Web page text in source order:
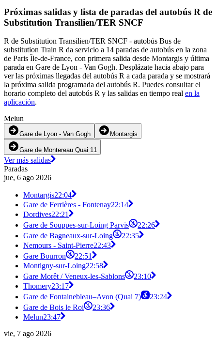
Próximas salidas y lista de paradas del autobús R de
Substitution Transilien/TER SNCF
R de Substitution Transilien/TER SNCF - autobús Bus de
substitution Train R da servicio a 14 paradas de autobús en la zona
de Paris Île-de-France, con primera salida desde Montargis y última
parada en Gare de Lyon - Van Gogh. Desplázate hacia abajo para
ver las próximas llegadas del autobús R a cada parada y se mostrará
la próxima salida programada del autobús R. Puedes consultar el
horario completo del autobús R y las salidas en tiempo real en la
aplicación.
Melun
Gare de Lyon - Van Gogh Montargis
Gare de Montereau Quai 11
Ver más salidas
Paradas
jue, 6 ago 2026
Montargis22:04
Gare de Ferrières - Fontenay22:14
Dordives22:21
Gare de Souppes-sur-Loing Parvis
22:26
Gare de Bagneaux-sur-Loing
22:35
Nemours - Saint-Pierre22:43
Gare Bourron
22:51
Montigny-sur-Loing22:58
Gare Morêt / Veneux-les-Sablons
23:10
Thomery23:17
Gare de Fontainebleau–Avon (Quai 7)
23:24
Gare de Bois le Roi
23:36
Melun23:47
vie, 7 ago 2026